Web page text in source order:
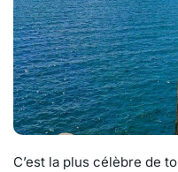
C’est la plus célèbre de